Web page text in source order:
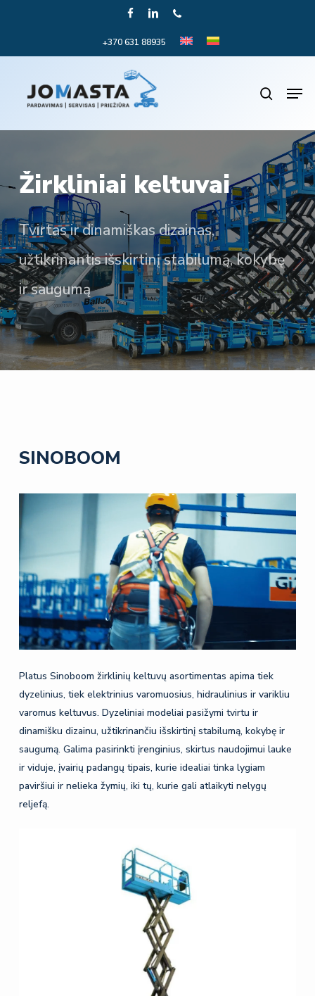
FACEBOOKLINKEDINPHONE
+370 631 88935
search
Žirkliniai keltuvai
Tvirtas ir dinamiškas dizainas,
užtikrinantis išskirtinį stabilumą, kokybę
ir saugumą
SINOBOOM
Platus Sinoboom žirklinių keltuvų asortimentas apima tiek
dyzelinius, tiek elektrinius varomuosius, hidraulinius ir varikliu
varomus keltuvus. Dyzeliniai modeliai pasižymi tvirtu ir
dinamišku dizainu, užtikrinančiu išskirtinį stabilumą, kokybę ir
saugumą. Galima pasirinkti įrenginius, skirtus naudojimui lauke
ir viduje, įvairių padangų tipais, kurie idealiai tinka lygiam
paviršiui ir nelieka žymių, iki tų, kurie gali atlaikyti nelygų
reljefą.